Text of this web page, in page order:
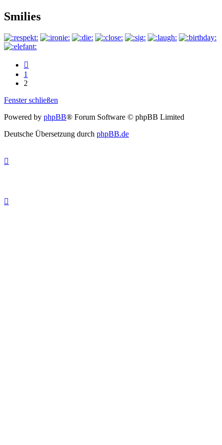
Smilies
1
2
Fenster schließen
Powered by phpBB® Forum Software © phpBB Limited
Deutsche Übersetzung durch phpBB.de